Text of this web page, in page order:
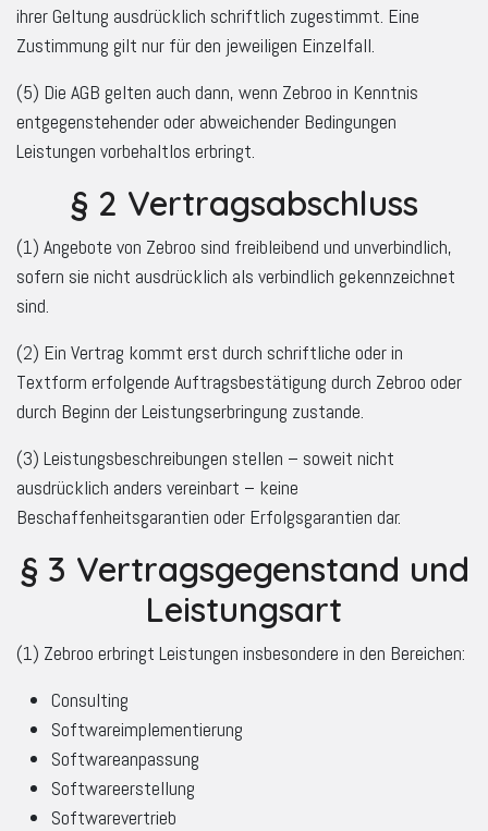
ihrer Geltung ausdrücklich schriftlich zugestimmt. Eine
Zustimmung gilt nur für den jeweiligen Einzelfall.
(5) Die AGB gelten auch dann, wenn Zebroo in Kenntnis
entgegenstehender oder abweichender Bedingungen
Leistungen vorbehaltlos erbringt.
§ 2 Vertragsabschluss
(1) Angebote von Zebroo sind freibleibend und unverbindlich,
sofern sie nicht ausdrücklich als verbindlich gekennzeichnet
sind.
(2) Ein Vertrag kommt erst durch schriftliche oder in
Textform erfolgende Auftragsbestätigung durch Zebroo oder
durch Beginn der Leistungserbringung zustande.
(3) Leistungsbeschreibungen stellen – soweit nicht
ausdrücklich anders vereinbart – keine
Beschaffenheitsgarantien oder Erfolgsgarantien dar.
§ 3 Vertragsgegenstand und
Leistungsart
(1) Zebroo erbringt Leistungen insbesondere in den Bereichen:
Consulting
Softwareimplementierung
Softwareanpassung
Softwareerstellung
Softwarevertrieb